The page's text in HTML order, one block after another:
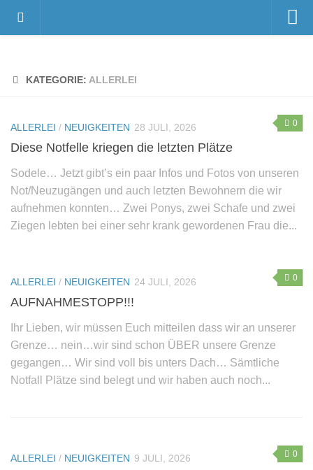
Der Gnadenhof platzt aus allen Nähten…
News
Neuigkeiten
Danksagungen
Unsere Bewohner
Sie wollen helfen?
Mitglied werden
Erbschaft – Letzter Wille
Sachspenden
KATEGORIE: ALLERLEI
0
ALLERLEI / NEUIGKEITEN 28 JULI, 2026
Diese Notfelle kriegen die letzten Plätze
Sodele… Jetzt gibt’s ein paar Infos und Fotos von unseren
Not/Neuzugängen und auch letzten Bewohnern die wir
aufnehmen konnten… Zwei Ponys, zwei Schafe und zwei
Ziegen lebten bei einer sehr krank gewordenen Frau die...
0
ALLERLEI / NEUIGKEITEN 24 JULI, 2026
AUFNAHMESTOPP!!!
Ihr Lieben, wir müssen Euch mitteilen dass wir an unserer
Grenze… nein…wir sind schon ÜBER unsere Grenze
gegangen… Wir sind voll bis unters Dach… Sämtliche
Notfall Plätze sind belegt und wir haben auch noch...
0
ALLERLEI / NEUIGKEITEN 9 JULI, 2026